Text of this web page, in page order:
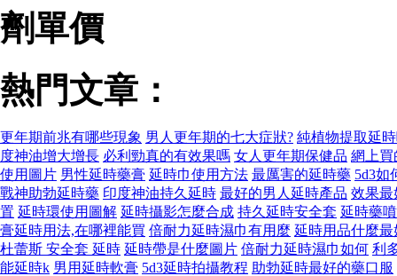
劑單價
熱門文章：
更年期前兆有哪些現象 男人更年期的七大症狀? 純植物提取延
度神油增大增長 必利勁真的有效果嗎 女人更年期保健品 網上買
使用圖片 男性延時藥膏 延時巾使用方法 最厲害的延時藥 5d3如
戰神助勃延時藥 印度神油持久延時 最好的男人延時產品 效果最
置 延時環使用圖解 延時攝影怎麼合成 持久延時安全套 延時藥
膏延時用法,在哪裡能買 倍耐力延時濕巾有用麼 延時用品什麼最
杜蕾斯 安全套 延時 延時帶是什麼圖片 倍耐力延時濕巾如何 利
能延時k 男用延時軟膏 5d3延時拍攝教程 助勃延時最好的藥口服